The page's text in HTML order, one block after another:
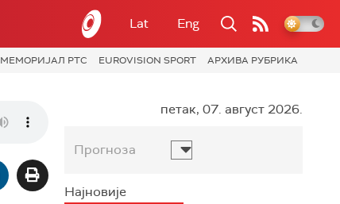
Lat Eng
МЕМОРИЈАЛ РТС EUROVISION SPORT АРХИВА РУБРИКА
петак, 07. август 2026.
Прогноза
Најновије